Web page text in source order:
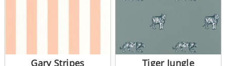
Gary Stripes Tiger Jungle